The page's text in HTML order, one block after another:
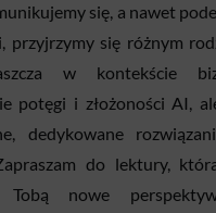
się, a nawet
przyjrzymy się różnym
w kontekście
potęgi i złożoności AI,
dedykowane
do lektury,
nowe